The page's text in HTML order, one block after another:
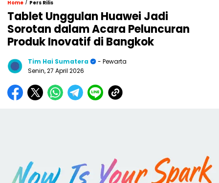
Home / Pers Rilis
Tablet Unggulan Huawei Jadi
Sorotan dalam Acara Peluncuran
Produk Inovatif di Bangkok
Tim Hai Sumatera
- Pewarta
Senin, 27 April 2026